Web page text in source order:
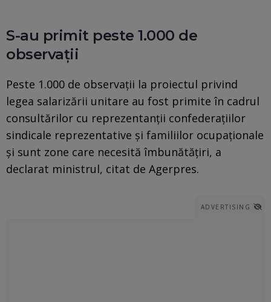
S-au primit peste 1.000 de
observații
Peste 1.000 de observații la proiectul privind
legea salarizării unitare au fost primite în cadrul
consultărilor cu reprezentanții confederațiilor
sindicale reprezentative și familiilor ocupaționale
și sunt zone care necesită îmbunătățiri, a
declarat ministrul, citat de Agerpres.
ADVERTISING